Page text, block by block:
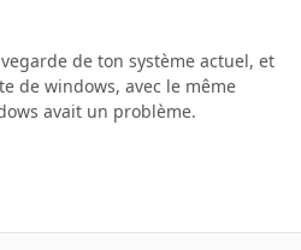
de ton système actuel, et
de windows, avec le même
avait un problème.